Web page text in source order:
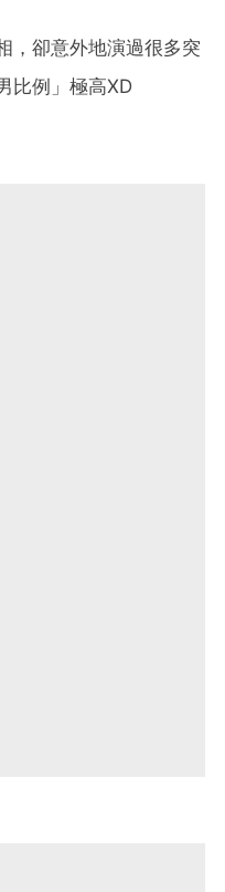
，卻意外地演過很多突
比例」極高XD